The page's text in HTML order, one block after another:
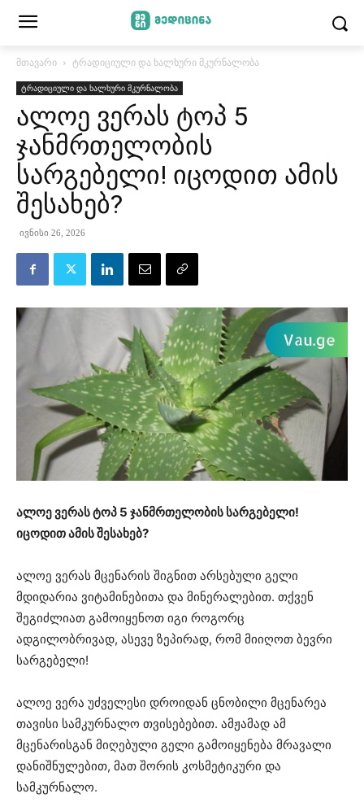
მთავარი ტრადიციული და ხალხური მკურნალობა
ტრადიციული და ხალხური მკურნალობა
ალოე ვერას ტოპ 5
ჯანმრთელობის
სარგებელი! იცოდით ამის
შესახებ?
ივნისი 26, 2026
ალოე ვერას ტოპ 5 ჯანმრთელობის სარგებელი!
იცოდით ამის შესახებ?
ალოე ვერას მცენარის შიგნით არსებული გელი
მდიდარია ვიტამინებითა და მინერალებით. თქვენ
შეგიძლიათ გამოიყენოთ იგი როგორც
ადგილობრივად, ასევე ზეპირად, რომ მიიღოთ ბევრი
სარგებელი!
ალოე ვერა უძველესი დროიდან ცნობილი მცენარეა
თავისი სამკურნალო თვისებებით. ამჟამად ამ
მცენარისგან მიღებული გელი გამოიყენება მრავალი
დანიშნულებით, მათ შორის კოსმეტიკური და
სამკურნალო.